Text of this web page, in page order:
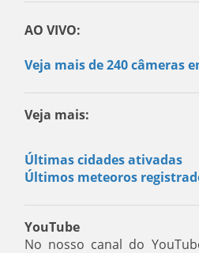
AO VIVO:
Veja mais de 240 câmeras
Veja mais:
Últimas cidades ativadas
Últimos meteoros
YouTube
No nosso canal do